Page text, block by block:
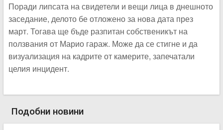
Поради липсата на свидетели и вещи лица в днешното
заседание, делото бе отложено за нова дата през
март. Тогава ще бъде разпитан собственикът на
ползвания от Марио гараж. Може да се стигне и да
визуализация на кадрите от камерите, запечатали
целия инцидент.
Подобни новини